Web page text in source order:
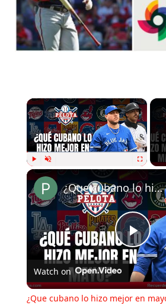
×
¿Que cubano lo hizo mejor en mayo?
Watch on
¿Que cubano lo hizo mejor en